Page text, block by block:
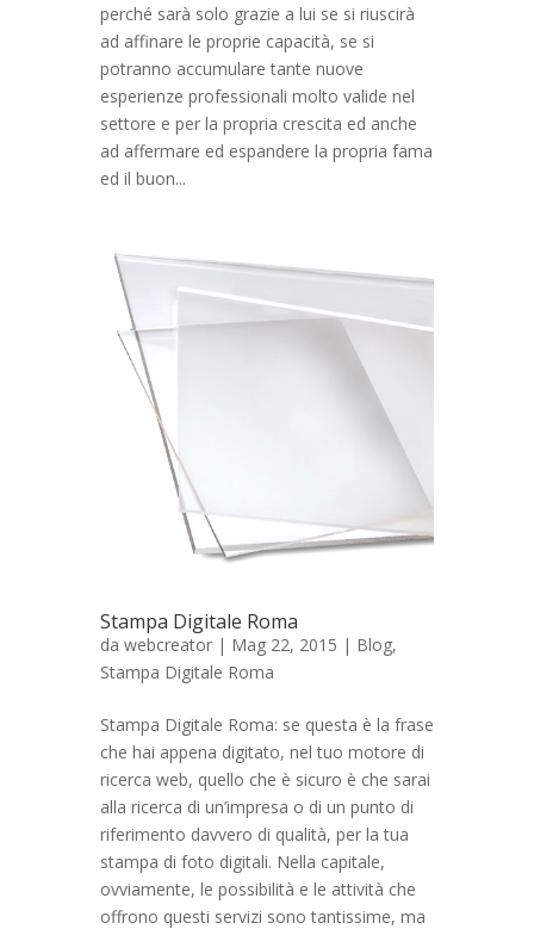
perché sarà solo grazie a lui se si riuscirà
ad affinare le proprie capacità, se si
potranno accumulare tante nuove
esperienze professionali molto valide nel
settore e per la propria crescita ed anche
ad affermare ed espandere la propria fama
ed il buon...
Stampa Digitale Roma
da webcreator | Mag 22, 2015 | Blog,
Stampa Digitale Roma
Stampa Digitale Roma: se questa è la frase
che hai appena digitato, nel tuo motore di
ricerca web, quello che è sicuro è che sarai
alla ricerca di un’impresa o di un punto di
riferimento davvero di qualità, per la tua
stampa di foto digitali. Nella capitale,
ovviamente, le possibilità e le attività che
offrono questi servizi sono tantissime, ma